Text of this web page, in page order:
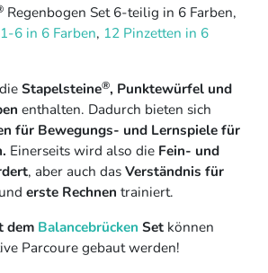
Regenbogen Set 6-teilig in 6 Farben,
6 in 6 Farben, 12 Pinzetten in 6
Stapelsteine®, Punktewürfel und
enthalten. Dadurch bieten sich
für Bewegungs- und Lernspiele für
Einerseits wird also die Fein- und
, aber auch dasVerständnis für
und erste Rechnen trainiert.
dem Balancebrücken Set können
Parcoure gebaut werden!